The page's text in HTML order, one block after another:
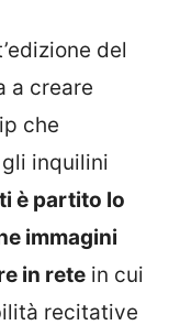
del
a creare
che
inquilini
è partito lo
immagini
in rete in cui
recitative